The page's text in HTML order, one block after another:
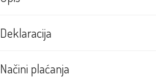
Deklaracija
Načini plaćanja